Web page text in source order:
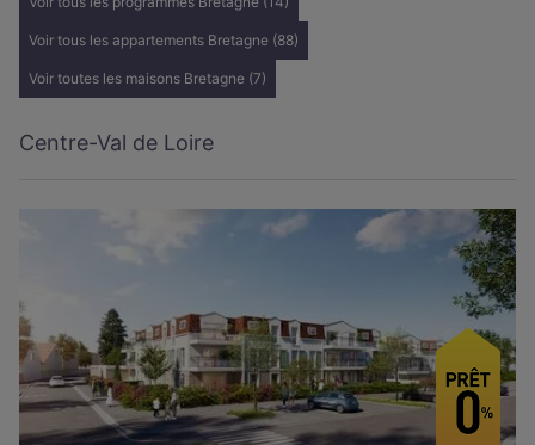
Voir tous les appartements Bretagne (88)
Voir toutes les maisons Bretagne (7)
Centre-Val de Loire